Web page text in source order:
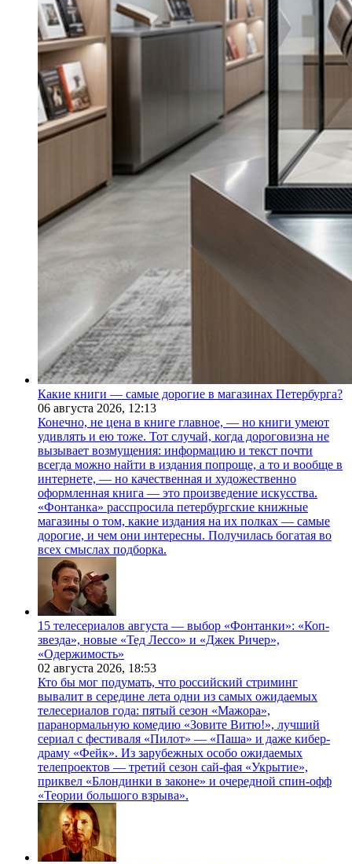
Какие книги — самые дорогие в магазинах Петербурга?
06 августа 2026, 12:13
Конечно, не цена в книге главное, — но книги умеют
удивлять и ею тоже. Тот случай, когда дороговизна не
вызывает возмущения: информацию и текст почти
всегда можно найти в издания попроще, а то и вообще в
интернете, — но качественная и художественно
оформленная книга — это произведение искусства.
«Фонтанка» расспросила петербургские книжные
магазины о том, какие издания на их полках — самые
дорогие, и чем они интересны. Получилась богатая во
всех смыслах подборка.
15 телесериалов августа — выбор «Фонтанки»: «Коп-
звезда», новые «Тед Лессо» и «Джек Ричер»,
«Одержимость»
02 августа 2026, 18:53
Кто бы мог подумать, что российский стриминг
вывалит в середине лета одни из самых ожидаемых
телесериалов года: пятый сезон «Мажора»,
паранормальную комедию «Зовите Витю!», лучший
сериал с фестиваля «Пилот» — «Паша» и даже кибер-
драму «Фейк». Из зарубежных особо ожидаемых
телепроектов — третий сезон сай-фая «Укрытие»,
приквел «Блондинки в законе» и очередной спин-офф
«Теории большого взрыва».